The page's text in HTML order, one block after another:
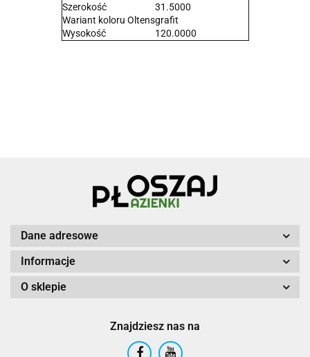
Szerokość
31.5000
Wariant koloru Oltensgrafit
Wysokość
120.0000
Dane adresowe
Informacje
O sklepie
Znajdziesz nas na